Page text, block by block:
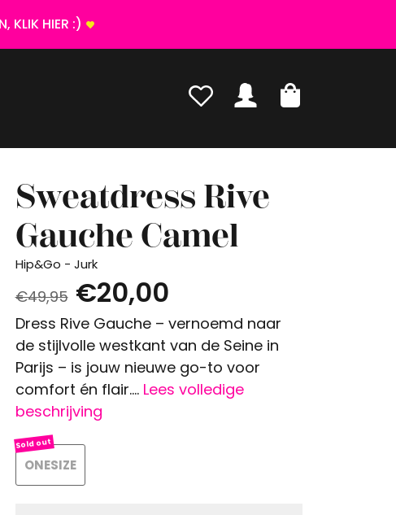
KLIK HIER :)
Sweatdress Rive
Gauche Camel
Hip&Go - Jurk
€49,95 €20,00
Dress Rive Gauche – vernoemd naar
de stijlvolle westkant van de Seine in
Parijs – is jouw nieuwe go-to voor
comfort én flair.... Lees volledige
beschrijving
ONESIZE